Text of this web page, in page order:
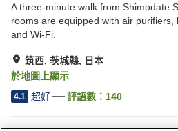
A three-minute walk from Shimodate
rooms are equipped with air purifiers,
and Wi-Fi.
筑西, 茨城縣, 日本
於地圖上顯示
4.1 超好 評語數： 140